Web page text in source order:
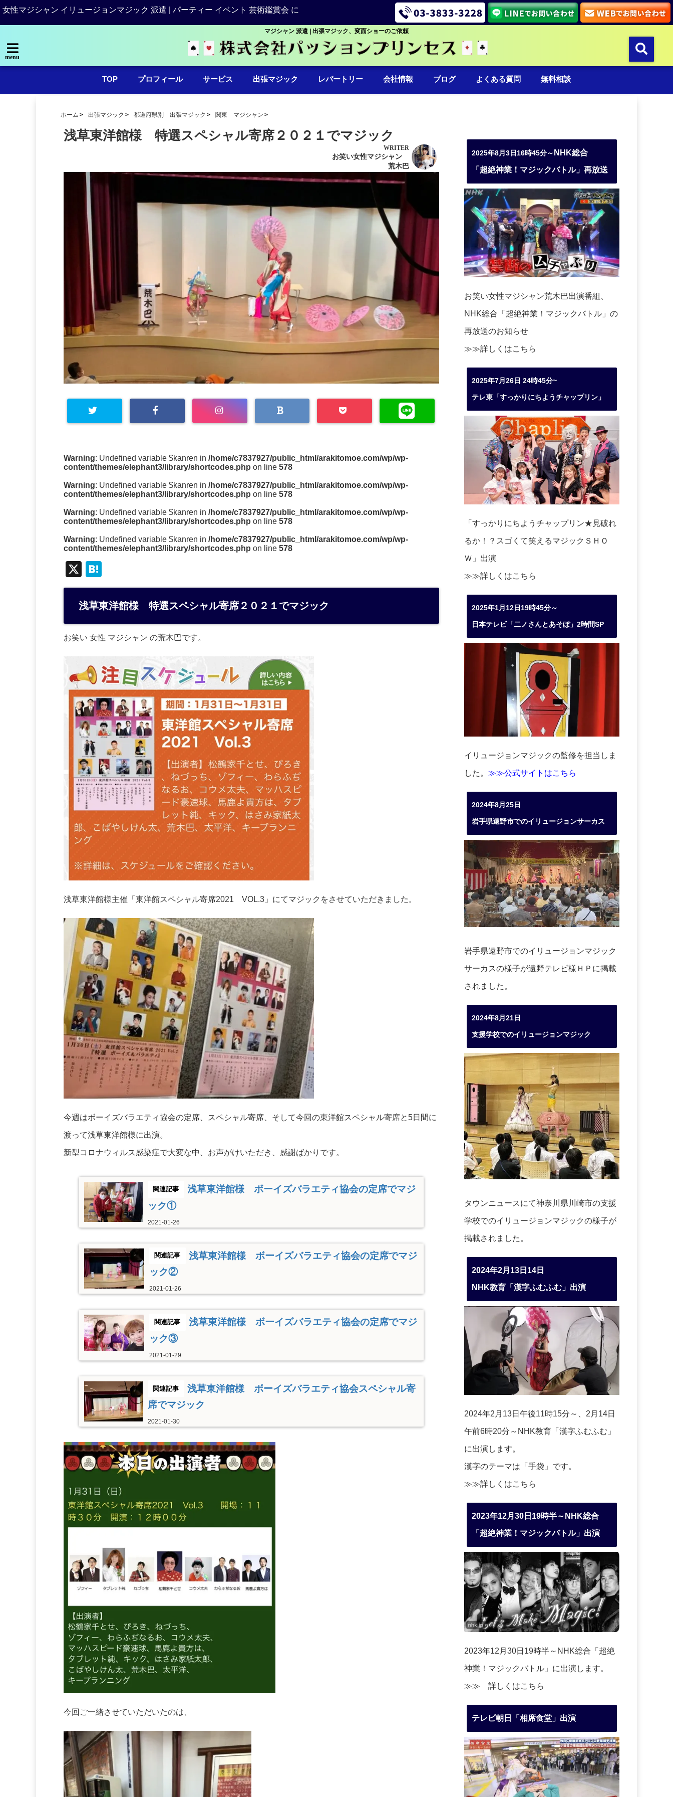
女性マジシャン イリュージョンマジック 派遣 | パーティー イベント 芸術鑑賞会 に
マジシャン 派遣 | 出張マジック、変面ショーのご依頼
menu
TOP プロフィール サービス 出張マジック レパートリー 会社情報 ブログ よくある質問 無料相談
ホーム 出張マジック 都道府県別 出張マジック 関東 マジシャン
浅草東洋館様 特選スペシャル寄席２０２１でマジック
WRITER
お笑い女性マジシャン
荒木巴
Warning: Undefined variable $kanren in /home/c7837927/public_html/arakitomoe.com/wp/wp-
content/themes/elephant3/library/shortcodes.php on line 578
Warning: Undefined variable $kanren in /home/c7837927/public_html/arakitomoe.com/wp/wp-
content/themes/elephant3/library/shortcodes.php on line 578
Warning: Undefined variable $kanren in /home/c7837927/public_html/arakitomoe.com/wp/wp-
content/themes/elephant3/library/shortcodes.php on line 578
Warning: Undefined variable $kanren in /home/c7837927/public_html/arakitomoe.com/wp/wp-
content/themes/elephant3/library/shortcodes.php on line 578
X
at
e
a
浅草東洋館様 特選スペシャル寄席２０２１でマジック
お笑い 女性 マジシャン の荒木巴です。
浅草東洋館様主催「東洋館スペシャル寄席2021 VOL.3」にてマジックをさせていただきました。
今週はボーイズバラエティ協会の定席、スペシャル寄席、そして今回の東洋館スペシャル寄席と5日間に
渡って浅草東洋館様に出演。
新型コロナウィルス感染症で大変な中、お声がけいただき、感謝ばかりです。
浅草東洋館様 ボーイズバラエティ協会の定席でマジ
ック①
2021-01-26
浅草東洋館様 ボーイズバラエティ協会の定席でマジ
ック②
2021-01-26
浅草東洋館様 ボーイズバラエティ協会の定席でマジ
ック③
2021-01-29
浅草東洋館様 ボーイズバラエティ協会スペシャル寄
席でマジック
2021-01-30
今回ご一緒させていただいたのは、
2025年8月3日16時45分～ NHK総合
「超絶神業！マジックバトル」再放送
お笑い女性マジシャン荒木巴出演番組、
NHK総合「超絶神業！マジックバトル」の
再放送のお知らせ
≫≫詳しくはこちら
2025年7月26日 24時45分~
テレ東「すっかりにちようチャップリン」
「すっかりにちようチャップリン★見破れ
るか！？スゴくて笑えるマジックＳＨＯ
Ｗ」出演
≫≫詳しくはこちら
2025年1月12日19時45分～
日本テレビ「二ノさんとあそぼ」2時間SP
イリュージョンマジックの監修を担当しま
した。 ≫≫公式サイトはこちら
2024年8月25日
岩手県遠野市でのイリュージョンサーカス
岩手県遠野市でのイリュージョンマジック
サーカスの様子が遠野テレビ様ＨＰに掲載
されました。
2024年8月21日
支援学校でのイリュージョンマジック
タウンニュースにて神奈川県川崎市の支援
学校でのイリュージョンマジックの様子が
掲載されました。
2024年2月13日14日
NHK教育「漢字ふむふむ」出演
2024年2月13日午後11時15分～、2月14日
午前6時20分～NHK教育「漢字ふむふむ」
に出演します。
漢字のテーマは「手袋」です。
≫≫詳しくはこちら
2023年12月30日19時半～NHK総合
「超絶神業！マジックバトル」出演
2023年12月30日19時半～NHK総合「超絶
神業！マジックバトル」に出演します。
≫≫ 詳しくはこちら
テレビ朝日「相席食堂」出演